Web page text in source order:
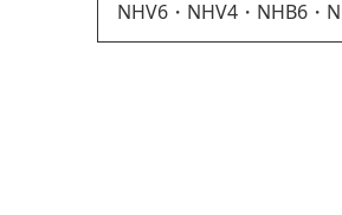
NHV6・NHV4・NHB6・